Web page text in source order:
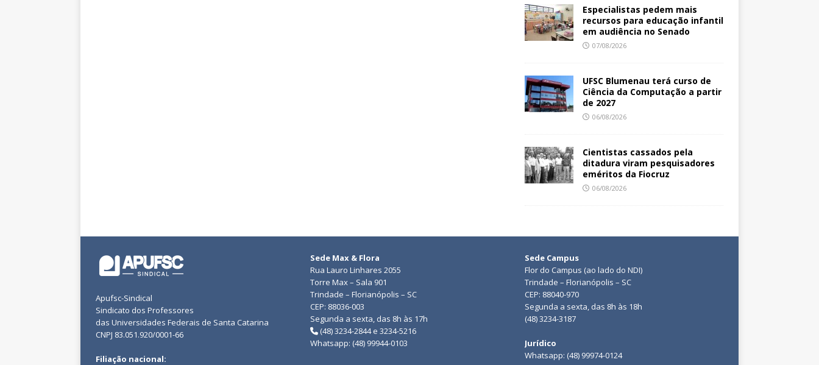
Especialistas pedem mais
recursos para educação infantil
em audiência no Senado
07/08/2026
UFSC Blumenau terá curso de
Ciência da Computação a partir
de 2027
06/08/2026
Cientistas cassados pela
ditadura viram pesquisadores
eméritos da Fiocruz
06/08/2026
Apufsc-Sindical
Sindicato dos Professores
das Universidades Federais de Santa Catarina
CNPJ 83.051.920/0001-66
Filiação nacional:
Sede Max & Flora
Rua Lauro Linhares 2055
Torre Max – Sala 901
Trindade – Florianópolis – SC
CEP: 88036-003
Segunda a sexta, das 8h às 17h
(48) 3234-2844 e 3234-5216
Whatsapp: (48) 99944-0103
Sede Campus
Flor do Campus (ao lado do NDI)
Trindade – Florianópolis – SC
CEP: 88040-970
Segunda a sexta, das 8h às 18h
(48) 3234-3187
Jurídico
Whatsapp: (48) 99974-0124